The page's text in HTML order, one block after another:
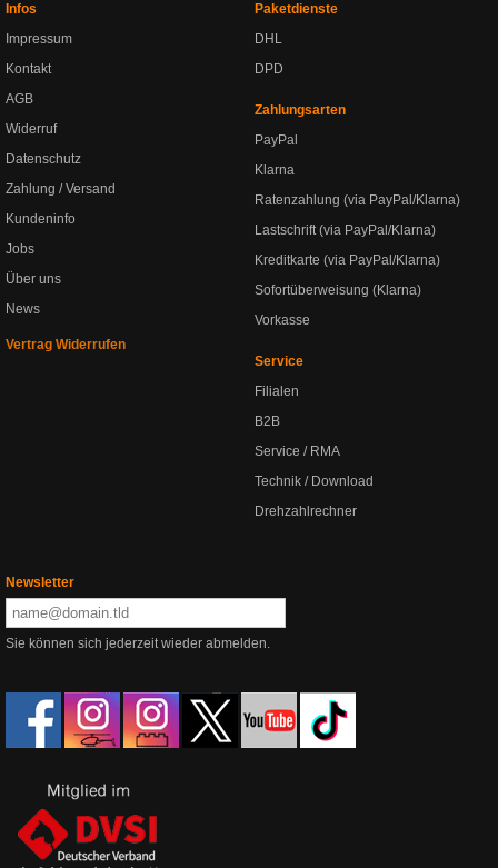
Infos
Impressum
Kontakt
AGB
Widerruf
Datenschutz
Zahlung / Versand
Kundeninfo
Jobs
Über uns
News
Vertrag Widerrufen
Paketdienste
DHL
DPD
Zahlungsarten
PayPal
Klarna
Ratenzahlung (via PayPal/Klarna)
Lastschrift (via PayPal/Klarna)
Kreditkarte (via PayPal/Klarna)
Sofortüberweisung (Klarna)
Vorkasse
Service
Filialen
B2B
Service / RMA
Technik / Download
Drehzahlrechner
Newsletter
Sie können sich jederzeit wieder abmelden.